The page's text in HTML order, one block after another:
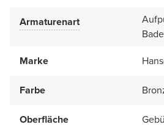
Armaturenart
Marke
Farbe
Oberfläche